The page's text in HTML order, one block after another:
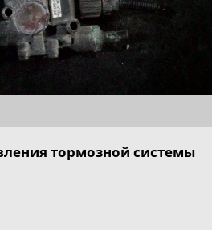
тормозной системы